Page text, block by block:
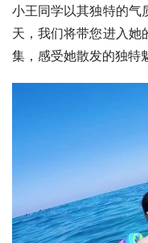
小王同学以其独特的气
天，我们将带您进入她
集，感受她散发的独特